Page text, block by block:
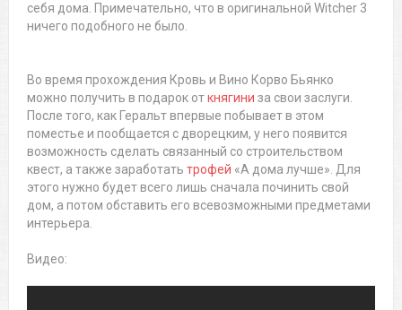
себя дома. Примечательно, что в оригинальной Witcher 3
ничего подобного не было.
Во время прохождения Кровь и Вино Корво Бьянко
можно получить в подарок откнягини за свои заслуги.
После того, как Геральт впервые побывает в этом
поместье и пообщается с дворецким, у него появится
возможность сделать связанный со строительством
квест, а также заработать трофей «А дома лучше». Для
этого нужно будет всего лишь сначала починить свой
дом, а потом обставить его всевозможными предметами
интерьера.
Видео: